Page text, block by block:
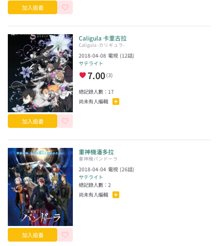
加入追番
加入追番
Caligula 卡里古拉
Caligula -カリギュラ-
2018-04-08 電視 (12話)
サテライト
7.00 (3)
總記錄人數： 17
尚未有人編輯
加入追番
重神機潘多拉
重神機パンドーラ
2018-04-04 電視 (26話)
サテライト
總記錄人數：2
尚未有人編輯